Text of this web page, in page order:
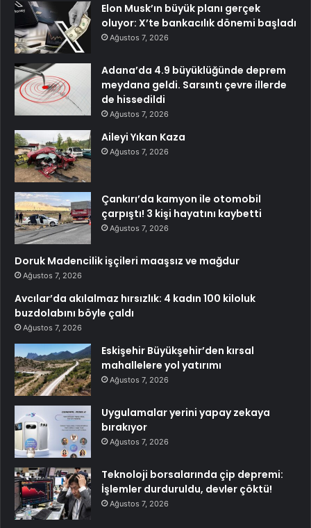
Elon Musk’ın büyük planı gerçek
oluyor: X’te bankacılık dönemi başladı
Ağustos 7, 2026
Adana’da 4.9 büyüklüğünde deprem
meydana geldi. Sarsıntı çevre illerde
de hissedildi
Ağustos 7, 2026
Aileyi Yıkan Kaza
Ağustos 7, 2026
Çankırı’da kamyon ile otomobil
çarpıştı! 3 kişi hayatını kaybetti
Ağustos 7, 2026
Doruk Madencilik işçileri maaşsız ve mağdur
Ağustos 7, 2026
Avcılar’da akılalmaz hırsızlık: 4 kadın 100 kiloluk
buzdolabını böyle çaldı
Ağustos 7, 2026
Eskişehir Büyükşehir’den kırsal
mahallelere yol yatırımı
Ağustos 7, 2026
Uygulamalar yerini yapay zekaya
bırakıyor
Ağustos 7, 2026
Teknoloji borsalarında çip depremi:
İşlemler durduruldu, devler çöktü!
Ağustos 7, 2026